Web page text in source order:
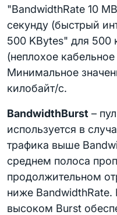
"BandwidthRate 10
секунду (быстрый
500 KBytes" для 500
(неплохое
Минимальное
килобайт/с.
BandwidthBurst –
используется в
трафика выше
среднем полоса
продолжительном
ниже BandwidthRate.
высоком Burst